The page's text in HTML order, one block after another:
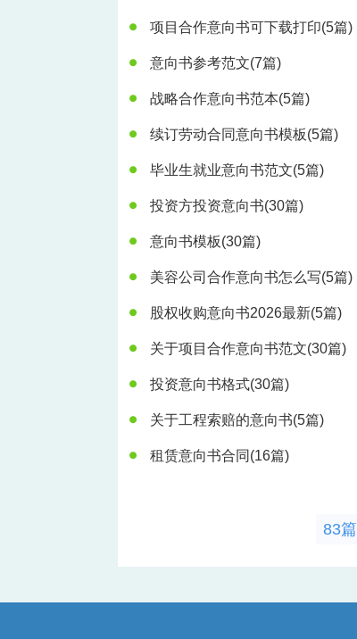
项目合作意向书可下载打印(5篇)
意向书参考范文(7篇)
战略合作意向书范本(5篇)
续订劳动合同意向书模板(5篇)
毕业生就业意向书范文(5篇)
投资方投资意向书(30篇)
意向书模板(30篇)
美容公司合作意向书怎么写(5篇)
股权收购意向书2026最新(5篇)
关于项目合作意向书范文(30篇)
投资意向书格式(30篇)
关于工程索赔的意向书(5篇)
租赁意向书合同 (16篇)
83篇